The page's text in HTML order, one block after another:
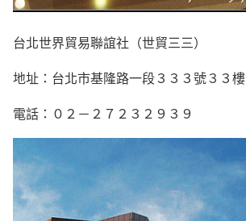
台北世界貿易聯誼社（世貿三三）
地址：台北市基隆路一段３３３號３３樓
電話：０２－２７２３２９３９